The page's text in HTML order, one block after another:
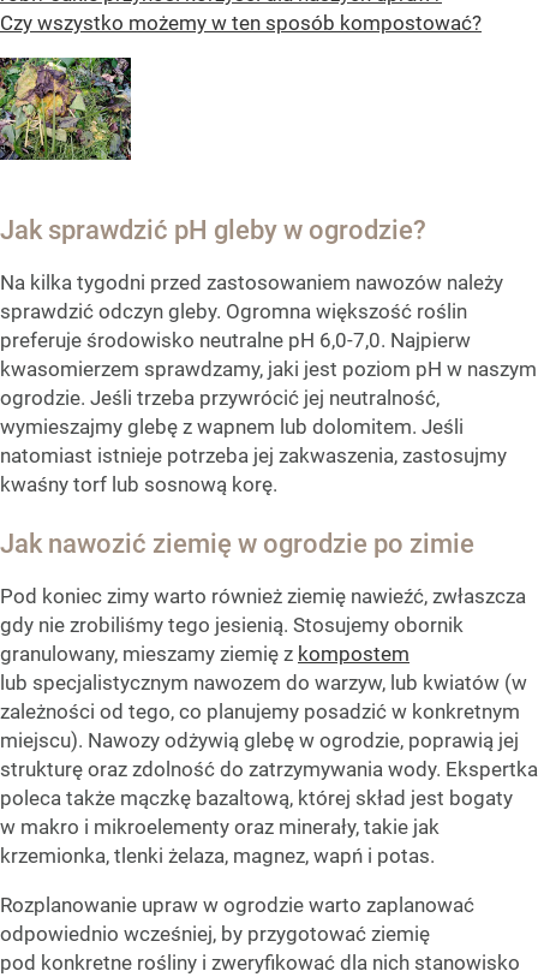
Czy wszystko możemy w ten sposób kompostować?
Jak sprawdzić pH gleby w ogrodzie?
Na kilka tygodni przed zastosowaniem nawozów należy
sprawdzić odczyn gleby. Ogromna większość roślin
preferuje środowisko neutralne pH 6,0-7,0. Najpierw
kwasomierzem sprawdzamy, jaki jest poziom pH w naszym
ogrodzie. Jeśli trzeba przywrócić jej neutralność,
wymieszajmy glebę z wapnem lub dolomitem. Jeśli
natomiast istnieje potrzeba jej zakwaszenia, zastosujmy
kwaśny torf lub sosnową korę.
Jak nawozić ziemię w ogrodzie po zimie
Pod koniec zimy warto również ziemię nawieźć, zwłaszcza
gdy nie zrobiliśmy tego jesienią. Stosujemy obornik
granulowany, mieszamy ziemię z kompostem
lub specjalistycznym nawozem do warzyw, lub kwiatów (w
zależności od tego, co planujemy posadzić w konkretnym
miejscu). Nawozy odżywią glebę w ogrodzie, poprawią jej
strukturę oraz zdolność do zatrzymywania wody. Ekspertka
poleca także mączkę bazaltową, której skład jest bogaty
w makro i mikroelementy oraz minerały, takie jak
krzemionka, tlenki żelaza, magnez, wapń i potas.
Rozplanowanie upraw w ogrodzie warto zaplanować
odpowiednio wcześniej, by przygotować ziemię
pod konkretne rośliny i zweryfikować dla nich stanowisko